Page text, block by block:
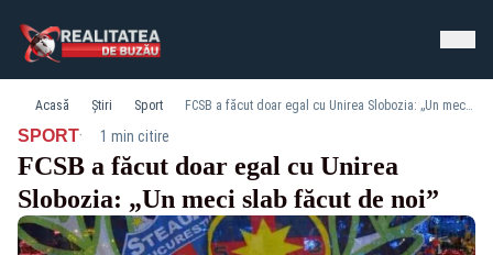
Acasă Știri Sport FCSB a făcut doar egal cu Unirea Slobozia: „Un meci slab făcut de noi”
SPORT· 1 min citire
FCSB a făcut doar egal cu Unirea
Slobozia: „Un meci slab făcut de noi”